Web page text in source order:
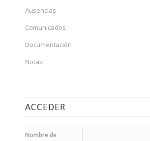
Ausencias
Comunicados
Documentación
Notas
ACCEDER
Nombre de